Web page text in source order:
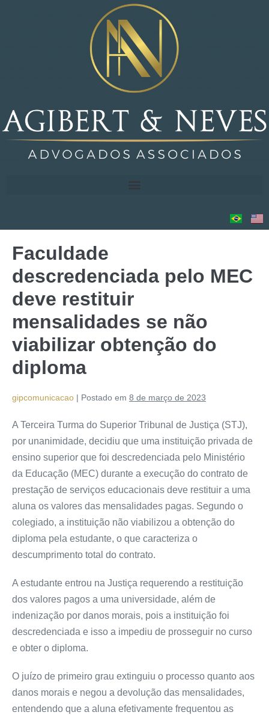
Faculdade
descredenciada pelo MEC
deve restituir
mensalidades se não
viabilizar obtenção do
diploma
gipcomunicacao | Postado em 8 de março de 2023
A Terceira Turma do Superior Tribunal de Justiça (STJ),
por unanimidade, decidiu que uma instituição privada de
ensino superior que foi descredenciada pelo Ministério
da Educação (MEC) durante a execução do contrato de
prestação de serviços educacionais deve restituir a uma
aluna os valores das mensalidades pagas. Segundo o
colegiado, a instituição não viabilizou a obtenção do
diploma pela estudante, o que caracteriza o
descumprimento total do contrato.
A estudante entrou na Justiça requerendo a restituição
dos valores pagos a uma universidade, além de
indenização por danos morais, pois a instituição foi
descredenciada e isso a impediu de prosseguir no curso
e obter o diploma.
O juízo de primeiro grau extinguiu o processo quanto aos
danos morais e negou a devolução das mensalidades,
entendendo que a aluna efetivamente frequentou as